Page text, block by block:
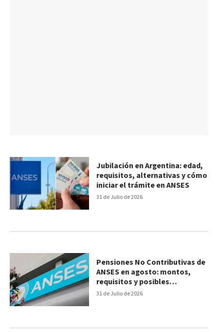
31 de Julio de 2026
Jubilación en Argentina: edad,
requisitos, alternativas y cómo
iniciar el trámite en ANSES
31 de Julio de 2026
Pensiones No Contributivas de
ANSES en agosto: montos,
requisitos y posibles
suspensiones